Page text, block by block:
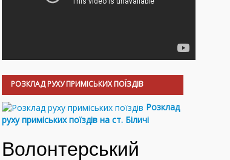
РОЗКЛАД РУХУ ПРИМІСЬКИХ ПОЇЗДІВ
Розклад
руху приміських поїздів на ст. Біличі